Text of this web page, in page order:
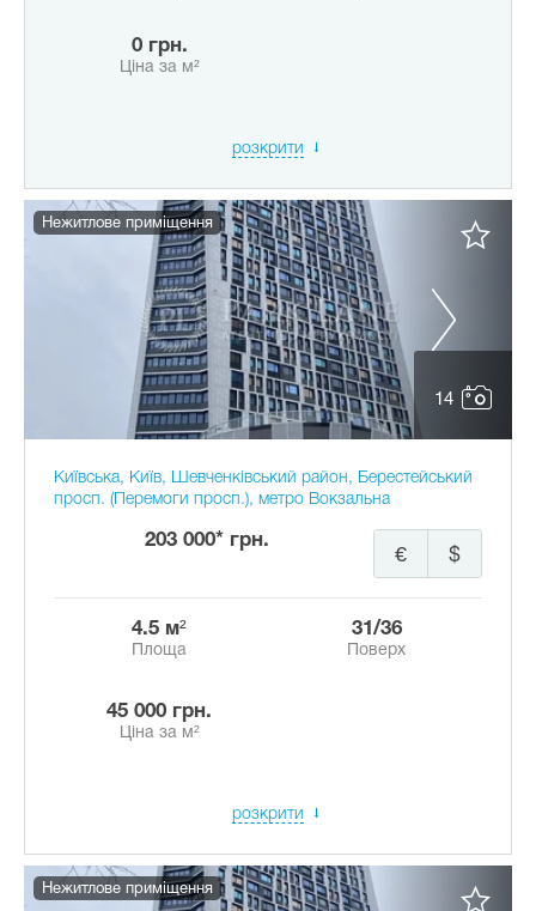
0 грн.
Ціна за м²
розкрити
14
Нежитлове приміщення
Київська, Київ, Шевченківський район, Берестейський
просп. (Перемоги просп.), метро Вокзальна
203 000* грн.
$
€
4.5 м²
Площа
31/36
Поверх
45 000 грн.
Ціна за м²
розкрити
Нежитлове приміщення